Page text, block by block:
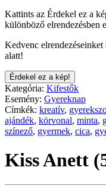
Kattints az Érdekel ez a
különböző elrendezésben
Kedvenc
alatt!
Érdekel ez a kép!
Kategória: Kifestők
Esemény: Gyereknap
Címkék: kreatív,
ajándék, körvonal, minta,
színező, gyermek, cica,
Kiss Anett